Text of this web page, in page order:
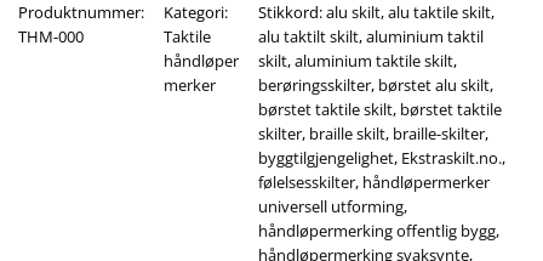
Produktnummer:
THM-000
Kategori:
Taktile
håndløper
merker
Stikkord:alu skilt,alu taktile skilt,
alu taktilt skilt,aluminium taktil
skilt,aluminium taktile skilt,
berøringsskilter, børstet alu skilt,
børstet taktile skilt, børstet taktile
skilter, braille skilt, braille-skilter,
byggtilgjengelighet, Ekstraskilt.no.,
følelsesskilter, håndløpermerker
universell utforming,
håndløpermerking offentlig bygg,
håndløpermerking svaksynte,